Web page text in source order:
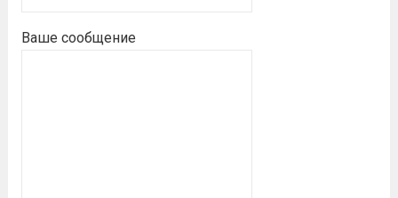
Ваше сообщение